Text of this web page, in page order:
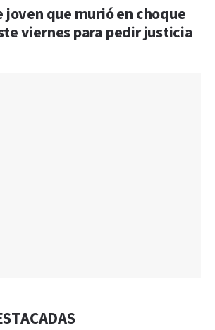
joven que murió en choque
viernes para pedir justicia